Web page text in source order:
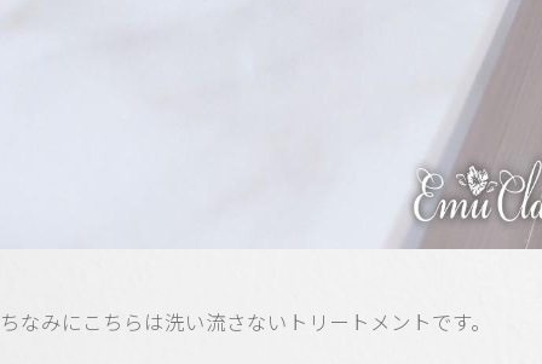
ちなみにこちらは洗い流さないトリートメントです。